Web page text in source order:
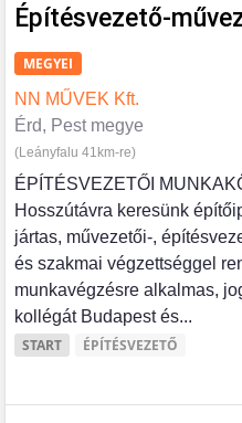
Építésvezető-
MEGYEI
NN MŰVEK Kft.
Érd, Pest megye
(Leányfalu 41km-re)
ÉPÍTÉSVEZETŐI
Hosszútávra keresünk
jártas, művezetői-,
és szakmai végzettséggel
munkavégzésre alkalmas,
kollégát Budapest és...
START
ÉPÍTÉSVEZETŐ